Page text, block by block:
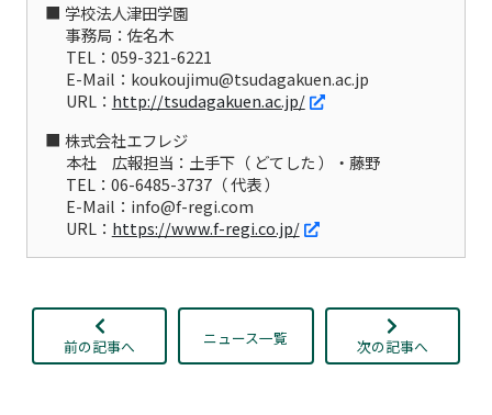
学校法人津田学園
事務局：佐名木
TEL：059-321-6221
E-Mail：koukoujimu@tsudagakuen.ac.jp
URL： http://tsudagakuen.ac.jp/
株式会社エフレジ
本社 広報担当：土手下（ どてした ）・藤野
TEL：06-6485-3737（ 代表 ）
E-Mail：info@f-regi.com
URL： https://www.f-regi.co.jp/
前の記事へ ニュース一覧 次の記事へ